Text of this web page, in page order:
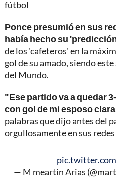
fútbol
Ponce presumió en sus
había hecho su 'predicción
de los 'cafeteros' en la
gol de su amado, siendo
del Mundo.
"Ese partido va a quedar
con gol de mi esposo
palabras que dijo antes del
orgullosamente en sus redes
— M meartín Arias